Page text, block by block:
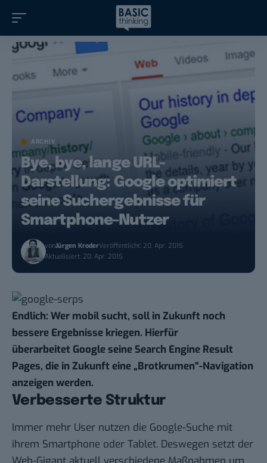
ARCHIV
Bye, bye, lange URL-
Darstellung: Google optimiert
seine Suchergebnisse für
Smartphone-Nutzer
vonJürgen KroderVeröffentlicht: 20. Apr. 2015
Aktualisiert: 20. Apr. 2015
Endlich: Wer mobil sucht, soll in Zukunft noch
bessere Ergebnisse kriegen. Hierfür
überarbeitet Google seine Search Engine Result
Pages, die in Zukunft eine „Brotkrumen“-Navigation
anzeigen werden.
Verbesserte Struktur
Immer mehr User nutzen die Google-Suche mit
ihrem Smartphone oder Tablet. Deswegen setzt der